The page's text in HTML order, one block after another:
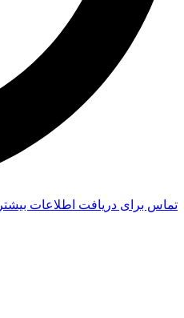
تماس برای دریافت اطلاعات بیشتر